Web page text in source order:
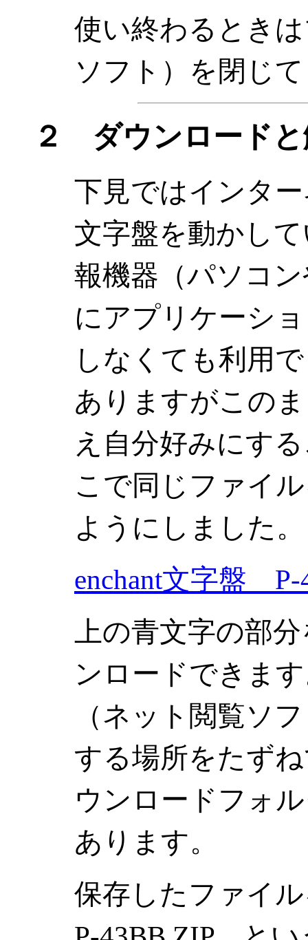
使い終わるとき
ソフト）を閉じ
２ ダウンロードと
下見ではインタ
文字盤を動かし
報機器（パソコ
にアプリケーシ
しなくても利用
ありますがこの
え自分好みにす
こで同じファイ
ようにしました。
enchant文字盤 P-
上の青文字の部
ンロードできま
（ネット閲覧ソ
する場所をたず
ウンロードフォ
あります。
保存したファイ